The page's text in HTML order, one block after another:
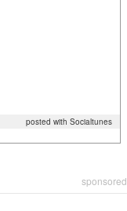
posted with Socialtunes
sponsored